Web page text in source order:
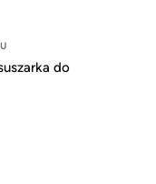
do